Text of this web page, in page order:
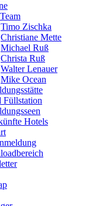
Timo Zischka
Christiane Mette
Michael Ruß
Christa Ruß
Walter Lenauer
Mike Ocean
Füllstation
Hotels